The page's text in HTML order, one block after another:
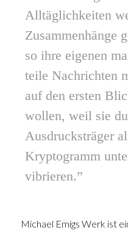
Alltäglichkeiten
Zusammenhänge
so ihre eigenen
teile Nachrichten
auf den ersten
wollen, weil sie
Ausdrucksträger
Kryptogramm
vibrieren.”
Michael Emigs Werk ist